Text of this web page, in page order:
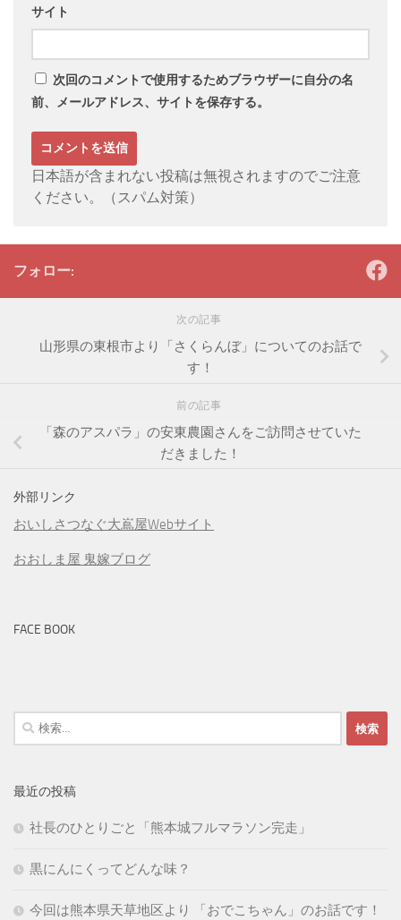
サイト
次回のコメントで使用するためブラウザーに自分の名
前、メールアドレス、サイトを保存する。
日本語が含まれない投稿は無視されますのでご注意
ください。（スパム対策）
フォロー:
次の記事
山形県の東根市より「さくらんぼ」についてのお話で
す！
前の記事
「森のアスパラ」の安東農園さんをご訪問させていた
だきました！
外部リンク
おいしさつなぐ大嶌屋Webサイト
おおしま屋 鬼嫁ブログ
FACE BOOK
検
索:
最近の投稿
社長のひとりごと「熊本城フルマラソン完走」
黒にんにくってどんな味？
今回は熊本県天草地区より 「おでこちゃん」のお話です！